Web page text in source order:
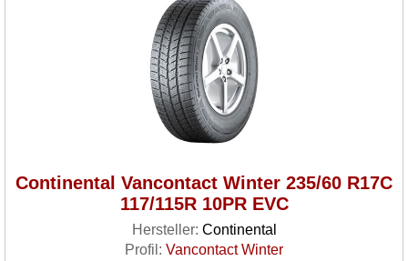
Continental Vancontact Winter 235/60 R17C
117/115R 10PR EVC
Hersteller: Continental
Profil: Vancontact Winter